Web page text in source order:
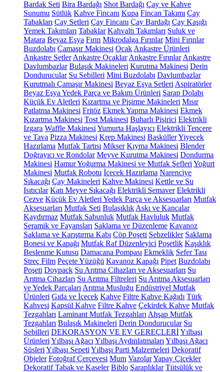
Bardak Seti Bira Bardağı Shot Bardağı Çay ve Kahve
Sunumu Sütlük Kahve Fincanı Kupa Fincan Takımı Çay
Tabakları Çay Setleri Çay Fincanı Çay Bardağı Çay Kaşığı
Yemek Takımları Tabaklar Kahvaltı Takımları Suluk ve
Matara Beyaz Eşya Fırın Mikrodalga Fırınlar Mini Fırınlar
Buzdolabı Çamaşır Makinesi Ocak Ankastre Ürünleri
Ankastre Setler Ankastre Ocaklar Ankastre Fırınlar Ankastre
Davlumbazlar Bulaşık Makineleri Kurutma Makinesi Derin
Dondurucular Su Sebilleri Mini Buzdolabı Davlumbazlar
Kurutmalı Çamaşır Makinesi Beyaz Eşya Setleri Aspiratörler
Beyaz Eşya Yedek Parça ve Bakım Ürünleri Şarap Dolabı
Küçük Ev Aletleri Kızartma ve Pişirme Makineleri Mısır
Patlatma Makinesi Fritöz Ekmek Yapma Makinesi Ekmek
Kızartma Makinesi Tost Makinesi Buharlı Pişirici Elektrikli
Izgara Waffle Makinesi Yumurta Haşlayıcı Elektrikli Tencere
ve Tava Pizza Makinesi Krep Makinesi BasküllerYiyecek
Hazırlama Mutfak Tartısı Mikser Kıyma Makinesi Blender
Doğrayıcı ve Rondolar Meyve Kurutma Makinesi Dondurma
Makinesi Hamur Yoğurma Makinesi ve Mutfak Şefleri Yoğurt
Makinesi Mutfak Robotu İçecek Hazırlama Narenciye
Sıkacağı Çay Makineleri Kahve Makinesi Kettle ve Su
Isıtıcılar Katı Meyve Sıkacağı Elektrikli Semaver Elektrikli
Cezve Küçük Ev Aletleri Yedek Parça ve Aksesuarları Mutfak
Aksesuarları Mutfak Seti Bulaşıklık Askı ve Kancalar
Kaydırmaz Mutfak Sabunluk Mutfak Havluluk Mutfak
Seramik ve Fayansları Saklama ve Düzenleme Kavanoz
Saklama ve Karıştırma Kabı Çöp Poşeti Sebzelikler Saklama
Bonesi ve Kapağı Mutfak Raf Düzenleyici Poşetlik Kaşıklık
Beslenme Kutusu Damacana Pompası Ekmeklik Sefer Tası
Streç Film Peçete Yüzüğü Kavanoz Kapağı Pipet Buzdolabı
Poşeti Doypack Su Arıtma Cihazları ve Aksesuarları Su
Arıtma Cihazları Su Arıtma Filtreleri Su Arıtma Aksesuarları
ve Yedek Parçaları Arıtma Musluğu Endüstriyel Mutfak
Ürünleri Gıda ve İçecek Kahve Filtre Kahve Kağıdı Türk
Kahvesi Kapsül Kahve Filtre Kahve Çekirdek Kahve Mutfak
Tezgahları Laminant Mutfak Tezgahları Ahşap Mutfak
Tezgahları Bulaşık Makineleri Derin Dondurucular Su
Sebilleri DEKORASYON VE EV GEREÇLERİYılbaşı
Ürünleri Yılbaşı Ağacı Yılbaşı Aydınlatmaları Yılbaşı Ağacı
Süsleri Yılbaşı Sepeti Yılbaşı Parti Malzemeleri Dekoratif
Objeler Fotoğraf Çerçevesi Mum VazolarYapay Çiçekler
Dekoratif Tabak ve Kaseler Biblo Şaraplıklar Tütsülük ve